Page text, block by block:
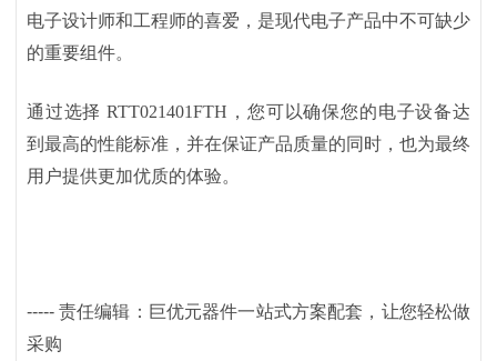
电子设计师和工程师的喜爱，是现代电子产品中不可缺少
的重要组件。
通过选择 RTT021401FTH，您可以确保您的电子设备达
到最高的性能标准，并在保证产品质量的同时，也为最终
用户提供更加优质的体验。
----- 责任编辑：巨优元器件一站式方案配套，让您轻松做
采购